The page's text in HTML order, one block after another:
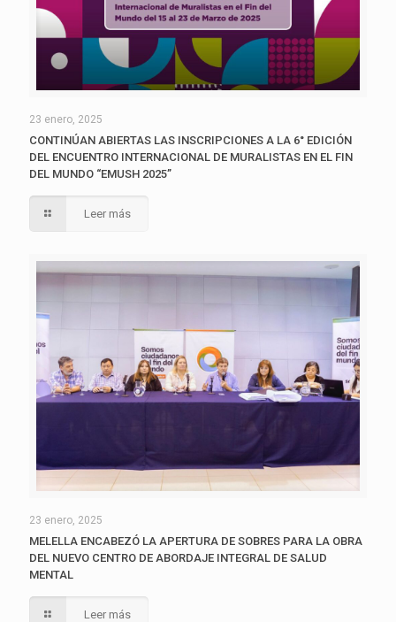
23 enero, 2025
CONTINÚAN ABIERTAS LAS INSCRIPCIONES A LA 6° EDICIÓN
DEL ENCUENTRO INTERNACIONAL DE MURALISTAS EN EL FIN
DEL MUNDO “EMUSH 2025”
Leer más
23 enero, 2025
MELELLA ENCABEZÓ LA APERTURA DE SOBRES PARA LA OBRA
DEL NUEVO CENTRO DE ABORDAJE INTEGRAL DE SALUD
MENTAL
Leer más